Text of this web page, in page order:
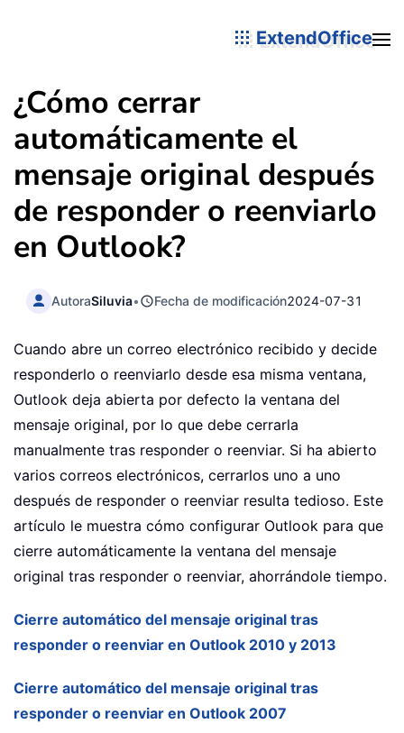
ExtendOffice
¿Cómo cerrar
automáticamente el
mensaje original después
de responder o reenviarlo
en Outlook?
AutoraSiluvia• Fecha de modificación2024-07-31
Cuando abre un correo electrónico recibido y decide
responderlo o reenviarlo desde esa misma ventana,
Outlook deja abierta por defecto la ventana del
mensaje original, por lo que debe cerrarla
manualmente tras responder o reenviar. Si ha abierto
varios correos electrónicos, cerrarlos uno a uno
después de responder o reenviar resulta tedioso. Este
artículo le muestra cómo configurar Outlook para que
cierre automáticamente la ventana del mensaje
original tras responder o reenviar, ahorrándole tiempo.
Cierre automático del mensaje original tras
responder o reenviar en Outlook 2010 y 2013
Cierre automático del mensaje original tras
responder o reenviar en Outlook 2007